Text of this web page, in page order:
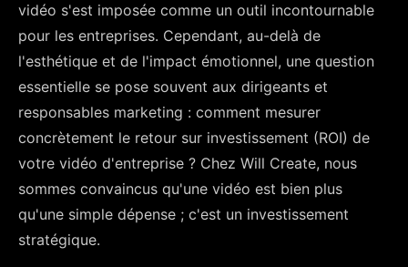
vidéo s'est imposée comme un outil incontournable
pour les entreprises. Cependant, au-delà de
l'esthétique et de l'impact émotionnel, une question
essentielle se pose souvent aux dirigeants et
responsables marketing : comment mesurer
concrètement le retour sur investissement (ROI) de
votre vidéo d'entreprise ? Chez Will Create, nous
sommes convaincus qu'une vidéo est bien plus
qu'une simple dépense ; c'est un investissement
stratégique.